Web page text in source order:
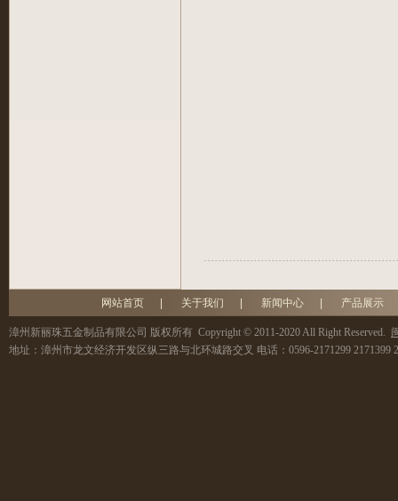
网站首页 关于我们 新闻中心 产品展示
漳州新丽珠五金制品有限公司 版权所有 Copyright © 2011-2020 All Right Reserved.
地址： 漳州市龙文经济开发区纵三路与北环城路交叉 电话： 0596-2171299 2171399